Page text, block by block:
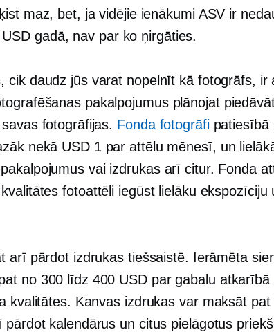
maz, bet, ja vidējie ienākumi ASV ir
gadā, nav par ko ņirgāties.
cik daudz jūs varat nopelnīt kā fotogrāfs, ir
pakalpojumus plānojat
fotogrāfijas. Fonda fotogrāfipatiesībā
nekā USD 1 par attēlu mēnesī, un
vai izdrukas arī citur. Fonda
fotoattēli iegūst lielāku ekspozīciju
arī pārdot izdrukas tiešsaistē. Ierāmēta
no 300 līdz 400 USD par gabalu atkarībā
kvalitātes. Kanvas izdrukas var maksāt pat
pārdot kalendārus un citus pielāgotus